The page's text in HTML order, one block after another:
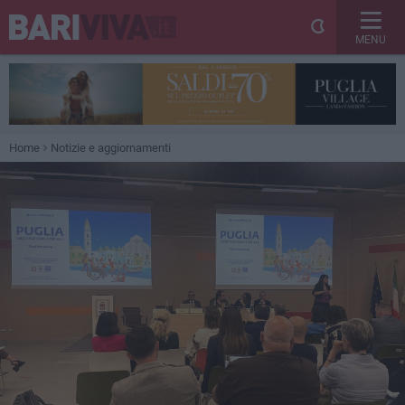
MENU
Home Notizie e aggiornamenti